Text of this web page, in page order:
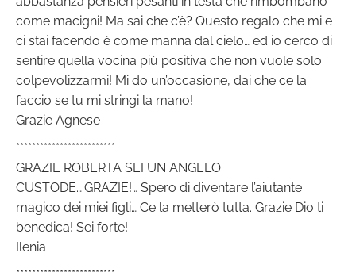
come macigni! Ma sai che c’è? Questo regalo che mi e
ci stai facendo è come manna dal cielo… ed io cerco di
sentire quella vocina più positiva che non vuole solo
colpevolizzarmi! Mi do un’occasione, dai che ce la
faccio se tu mi stringi la mano!
Grazie Agnese
*************************
GRAZIE ROBERTA SEI UN ANGELO
CUSTODE….GRAZIE!… Spero di diventare l’aiutante
magico dei miei figli… Ce la metterò tutta. Grazie Dio ti
benedica! Sei forte!
Ilenia